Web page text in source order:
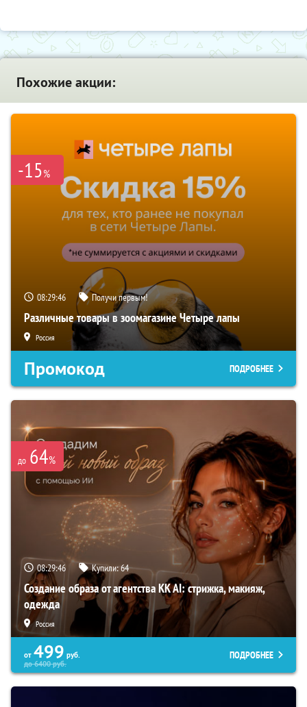
Похожие акции:
-15%
08:29:45 Получи первым!
Различные товары в зоомагазине Четыре лапы
Россия
Промокод ПОДРОБНЕЕ
до 64%
08:29:45 Купили:64
Создание образа от агентства KK AI: стрижка, макияж,
одежда
Россия
от 499 руб.
до6400руб.
ПОДРОБНЕЕ